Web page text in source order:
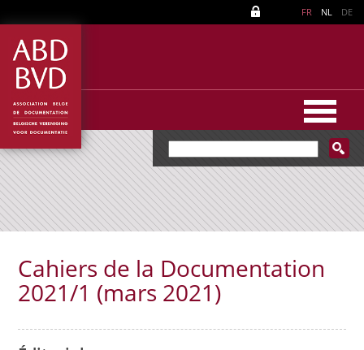
FR NL DE
Cahiers de la Documentation
2021/1 (mars 2021)